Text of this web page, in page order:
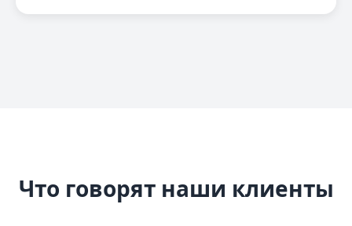
Что говорят наши клиенты